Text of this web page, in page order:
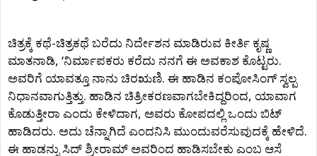
ಚಿತ್ರಕ್ಕೆ ಕಥೆ-ಚಿತ್ರಕಥೆ ಬರೆದು ನಿರ್ದೇಶನ ಮಾಡಿರುವ ಕೀರ್ತಿ ಕೃಷ್ಣ
ಮಾತನಾಡಿ, ‘ನಿರ್ಮಾಪಕರು ಕರೆದು ನನಗೆ ಈ ಅವಕಾಶ ಕೊಟ್ಟರು.
ಅವರಿಗೆ ಯಾವತ್ತೂ ನಾನು ಚಿರಋಣಿ. ಈ ಹಾಡಿನ ಕಂಪೋಸಿಂಗ್‍ ಸ್ವಲ್ಪ
ನಿಧಾನವಾಗುತ್ತಿತ್ತು. ಹಾಡಿನ ಚಿತ್ರೀಕರಣವಾಗಬೇಕಿದ್ದರಿಂದ, ಯಾವಾಗ
ಕೊಡುತ್ತೀರಾ ಎಂದು ಕೇಳಿದಾಗ, ಅವರು ಕೋಪದಲ್ಲಿ ಒಂದು ಬಿಟ್
ಹಾಡಿದರು. ಅದು ಚೆನ್ನಾಗಿದೆ ಎಂದನಿಸಿ ಮುಂದುವರೆಸುವುದಕ್ಕೆ ಹೇಳಿದೆ.
ಈ ಹಾಡನ್ನು ಸಿದ್ ಶ್ರೀರಾಮ್‍ ಅವರಿಂದ ಹಾಡಿಸಬೇಕು ಎಂಬ ಆಸೆ